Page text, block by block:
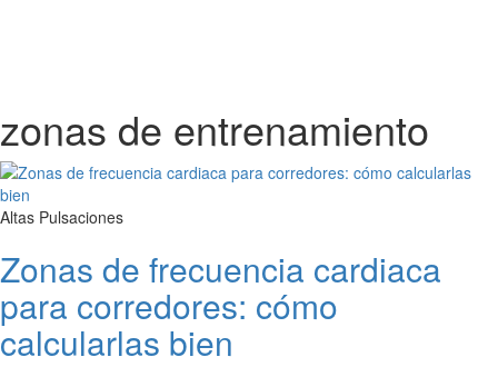
zonas de entrenamiento
Altas Pulsaciones
Zonas de frecuencia cardiaca
para corredores: cómo
calcularlas bien